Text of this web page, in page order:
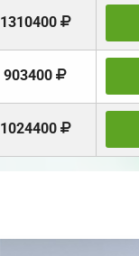
1310400
903400
1024400